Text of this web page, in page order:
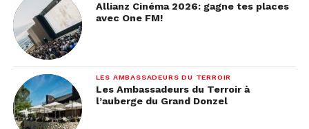
Allianz Cinéma 2026: gagne tes places
avec One FM!
LES AMBASSADEURS DU TERROIR
Les Ambassadeurs du Terroir à
l’auberge du Grand Donzel